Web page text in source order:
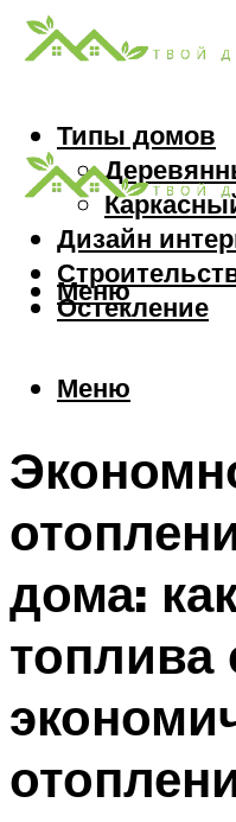
Типы домов
Дизайн
Остекление
Меню
Меню
дома: